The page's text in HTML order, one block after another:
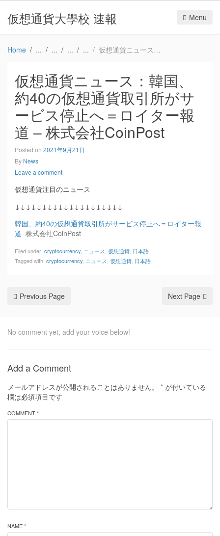
仮想通貨大學校 速報 Menu
Home 仮想通貨ニュース：韓国、約40の仮想通貨取引所がサービス停止へ＝ロイター報道 – 株式会社CoinPost
仮想通貨ニュース：韓国、
約40の仮想通貨取引所がサ
ービス停止へ＝ロイター報
道 – 株式会社CoinPost
Posted on 2021年9月21日
By News
Leave a comment
仮想通貨注目のニュース
↓↓↓↓↓↓↓↓↓↓↓↓↓↓↓↓↓↓↓↓
韓国、約40の仮想通貨取引所がサービス停止へ＝ロイター報
道 株式会社CoinPost
Filed under: cryptocurrency ニュース 仮想通貨 日本語
Tagged with: cryptocurrency ニュース 仮想通貨 日本語
Previous Page Next Page
No comment yet, add your voice below!
Add a Comment
メールアドレスが公開されることはありません。 * が付いている
欄は必須項目です
COMMENT *
NAME *